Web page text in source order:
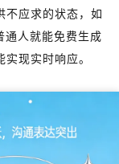
不应求的状态，如
人就能免费生成
现实时响应。